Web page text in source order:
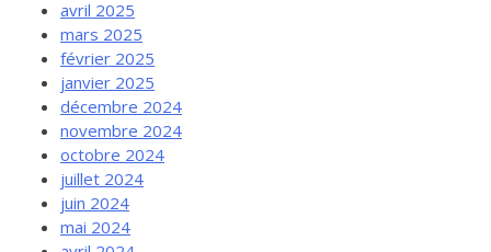
avril 2025
mars 2025
février 2025
janvier 2025
décembre 2024
novembre 2024
octobre 2024
juillet 2024
juin 2024
mai 2024